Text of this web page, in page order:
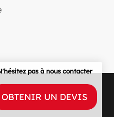
pas à nous contacter
OBTENIR UN DEVIS